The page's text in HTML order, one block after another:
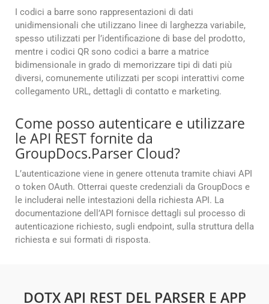
I codici a barre sono rappresentazioni di dati
unidimensionali che utilizzano linee di larghezza variabile,
spesso utilizzati per l’identificazione di base del prodotto,
mentre i codici QR sono codici a barre a matrice
bidimensionale in grado di memorizzare tipi di dati più
diversi, comunemente utilizzati per scopi interattivi come
collegamento URL, dettagli di contatto e marketing.
Come posso autenticare e utilizzare
le API REST fornite da
GroupDocs.Parser Cloud?
L’autenticazione viene in genere ottenuta tramite chiavi API
o token OAuth. Otterrai queste credenziali da GroupDocs e
le includerai nelle intestazioni della richiesta API. La
documentazione dell’API fornisce dettagli sul processo di
autenticazione richiesto, sugli endpoint, sulla struttura della
richiesta e sui formati di risposta.
DOTX API REST DEL PARSER E APP